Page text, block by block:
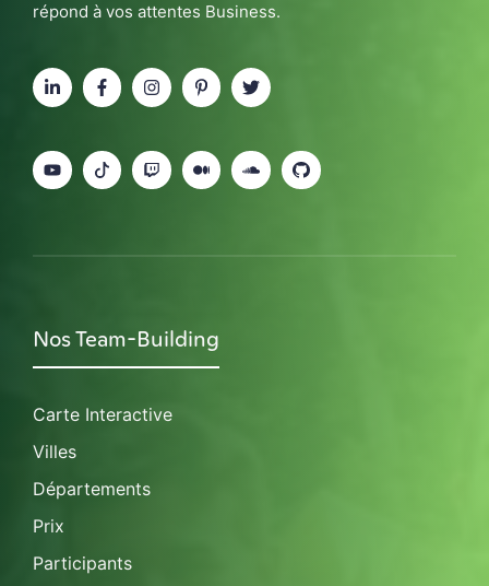
répond à vos attentes Business.
Nos Team-Building
Carte Interactive
Villes
Départements
Prix
Participants